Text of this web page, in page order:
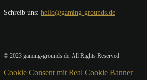
Schreib uns: hello@gaming-grounds.de
© 2023 gaming-grounds.de. All Rights Reserved.
Cookie Consent mit Real Cookie Banner